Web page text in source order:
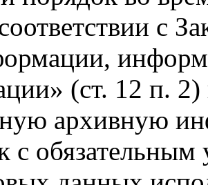
с
(ст. 12 п. 2)
архивную
с обязательным